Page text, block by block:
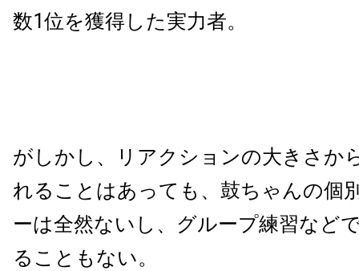
数1位を獲得した実力者。
がしかし、リアクションの大きさか
れることはあっても、鼓ちゃんの個
ーは全然ないし、グループ練習など
ることもない。